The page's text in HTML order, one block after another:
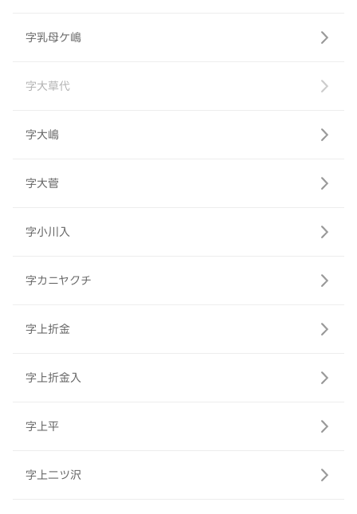
字乳母ケ嶋
字大草代
字大嶋
字大菅
字小川入
字カニヤクチ
字上折金
字上折金入
字上平
字上二ツ沢